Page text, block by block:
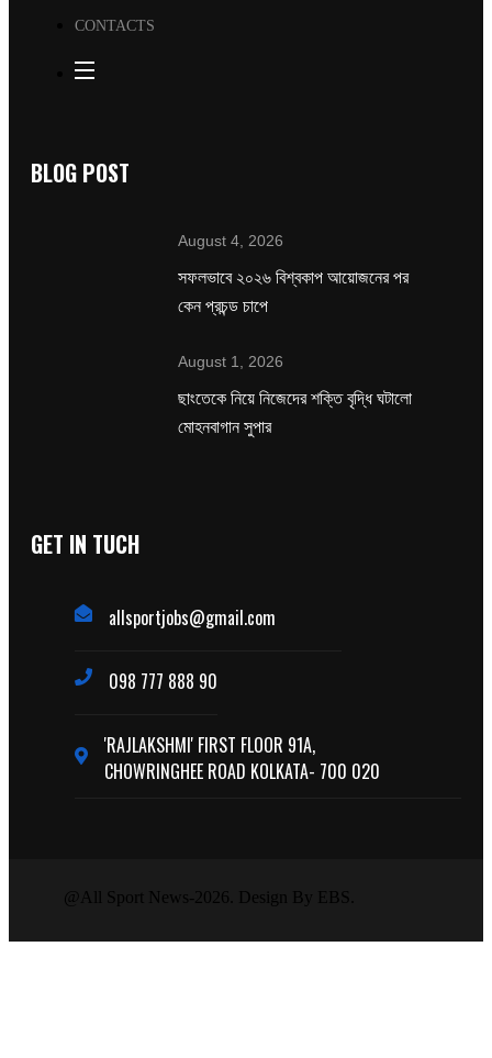
CONTACTS
BLOG POST
August 4, 2026
সফলভাবে ২০২৬ বিশ্বকাপ আয়োজনের পর
কেন প্রচন্ড চাপে
August 1, 2026
ছাংতেকে নিয়ে নিজেদের শক্তি বৃদ্ধি ঘটালো
মোহনবাগান সুপার
GET IN TUCH
allsportjobs@gmail.com
098 777 888 90
'RAJLAKSHMI' FIRST FLOOR 91A,
CHOWRINGHEE ROAD KOLKATA- 700 020
@All Sport News-2026. Design By EBS.